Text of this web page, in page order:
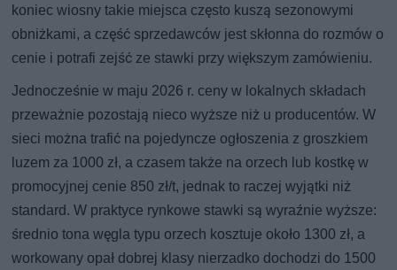
koniec wiosny takie miejsca często kuszą sezonowymi
obniżkami, a część sprzedawców jest skłonna do rozmów o
cenie i potrafi zejść ze stawki przy większym zamówieniu.
Jednocześnie w maju 2026 r. ceny w lokalnych składach
przeważnie pozostają nieco wyższe niż u producentów. W
sieci można trafić na pojedyncze ogłoszenia z groszkiem
luzem za 1000 zł, a czasem także na orzech lub kostkę w
promocyjnej cenie 850 zł/t, jednak to raczej wyjątki niż
standard. W praktyce rynkowe stawki są wyraźnie wyższe:
średnio tona węgla typu orzech kosztuje około 1300 zł, a
workowany opał dobrej klasy nierzadko dochodzi do 1500